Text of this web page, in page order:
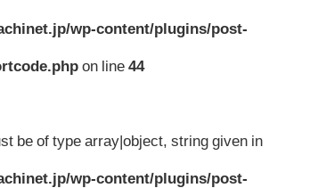
wp-content/plugins/post-
on line44
be of type array|object, string given in
wp-content/plugins/post-